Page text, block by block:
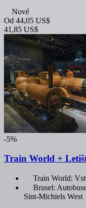
Nové
Od 44,05 US$
41,85 US$
-5%
Train World +
Train World:
Brusel:
Sint-Michiels West